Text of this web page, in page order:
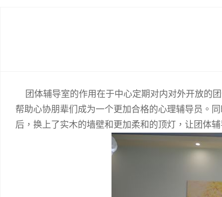
团体辅导室的作用在于中心定期对内对外开放的
帮助心协朋辈们成为一个更加合格的心理辅导员。
后，换上了实木的墙壁和更加柔和的顶灯，让团体